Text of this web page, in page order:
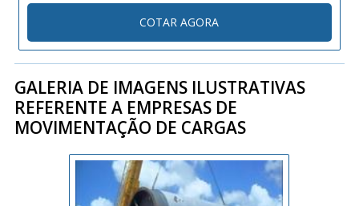
coleta e transporte de resíduos industriais é a forma mais
indicada e correta para finalidade de resíduos: - Resídu....
COTAR AGORA
GALERIA DE IMAGENS ILUSTRATIVAS
REFERENTE A EMPRESAS DE
MOVIMENTAÇÃO DE CARGAS